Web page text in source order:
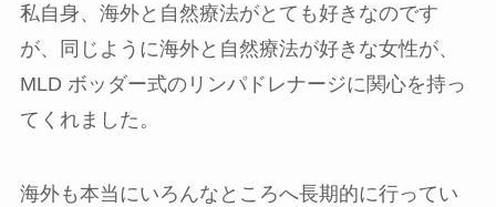
私自身、海外と自然療法がとても好きなのです
が、同じように海外と自然療法が好きな女性が、
MLD ボッダー式のリンパドレナージに関心を持っ
てくれました。
海外も本当にいろんなところへ長期的に行ってい